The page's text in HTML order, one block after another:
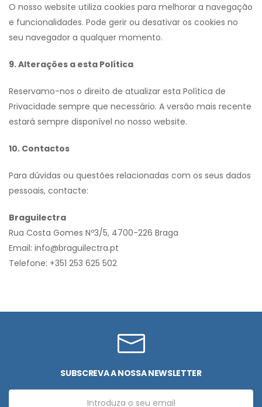
O nosso website utiliza cookies para melhorar a navegação
e funcionalidades. Pode gerir ou desativar os cookies no
seu navegador a qualquer momento.
9. Alterações a esta Política
Reservamo-nos o direito de atualizar esta Política de
Privacidade sempre que necessário. A versão mais recente
estará sempre disponível no nosso website.
10. Contactos
Para dúvidas ou questões relacionadas com os seus dados
pessoais, contacte:
Braguilectra
Rua Costa Gomes Nº3/5, 4700-226 Braga
Email: info@braguilectra.pt
Telefone: +351 253 625 502
SUBSCREVA A NOSSA NEWSLETTER